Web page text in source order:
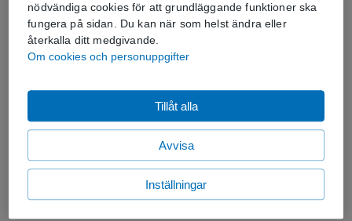
nödvändiga cookies för att grundläggande funktioner ska
fungera på sidan. Du kan när som helst ändra eller
återkalla ditt medgivande.
Om cookies och personuppgifter
Avvisa
Tillåt alla
Inställningar